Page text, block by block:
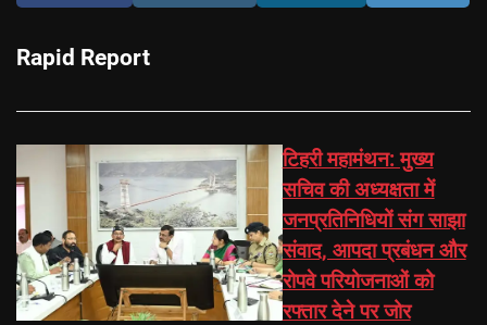
Rapid Report
टिहरी महामंथन: मुख्य
सचिव की अध्यक्षता में
जनप्रतिनिधियों संग साझा
संवाद, आपदा प्रबंधन और
रोपवे परियोजनाओं को
रफ्तार देने पर जोर